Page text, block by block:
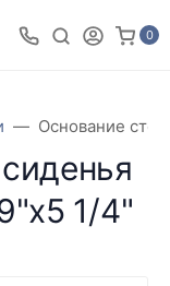
0
Основание
1/4"